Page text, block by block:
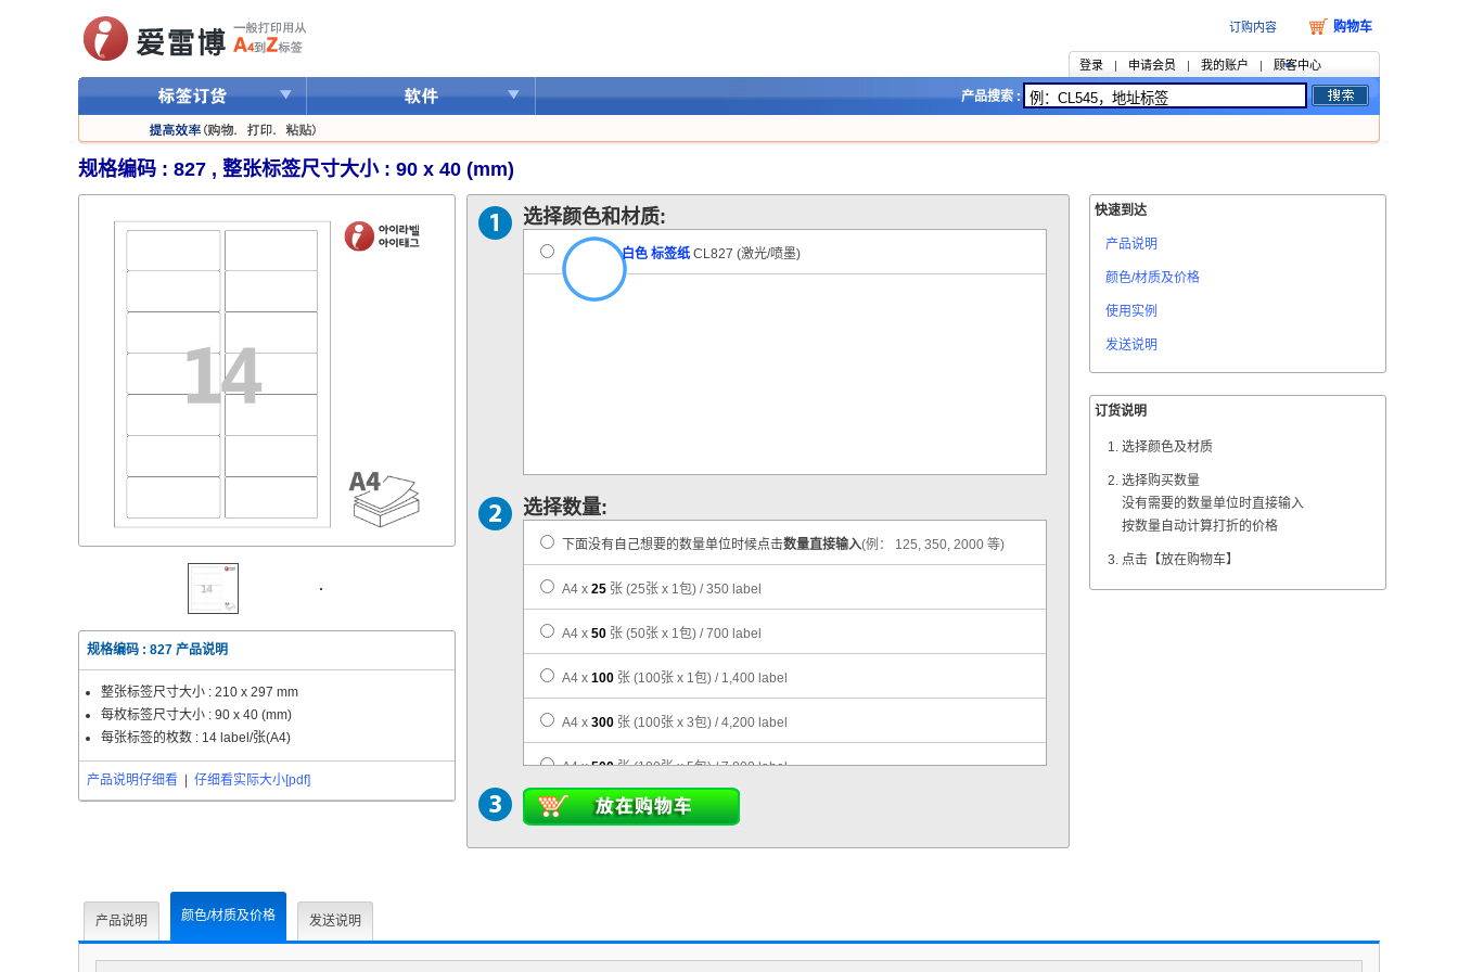
产品搜索 :
登录 | 申请会员 | 我的账户 | 顾客中心
订购内容 购物车
规格编码 : 827 , 整张标签尺寸大小 : 90 x 40 (mm)
规格编码 : 827 产品说明
整张标签尺寸大小 : 210 x 297 mm
每枚标签尺寸大小 : 90 x 40 (mm)
每张标签的枚数 : 14 label/张(A4)
产品说明仔细看 仔细看实际大小[pdf]
选择颜色和材质:
白色 标签纸 CL827 (激光/喷墨)
选择数量:
下面没有自己想要的数量单位时候点击数量直接输入(例： 125, 350, 2000 等)
A4 x 25 张 (25张 x 1包) / 350 label
A4 x 50 张 (50张 x 1包) / 700 label
A4 x 100 张 (100张 x 1包) / 1,400 label
A4 x 300 张 (100张 x 3包) / 4,200 label
A4 x500张 (100张 x 5包)/ 7,000 label
A4 x1,000张 (100张 x 10包)/ 14,000 label
快速到达
产品说明
颜色/材质及价格
使用实例
发送说明
订货说明
选择颜色及材质
选择购买数量
没有需要的数量单位时直接输入
按数量自动计算打折的价格
点击【放在购物车】
产品说明 颜色/材质及价格 发送说明